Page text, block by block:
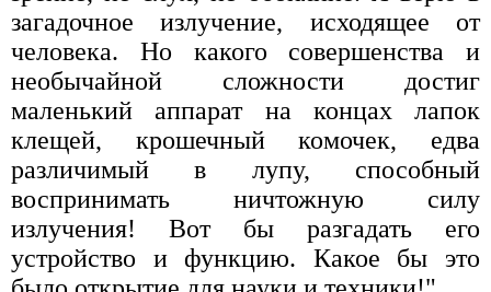
загадочное излучение, исходящее от
человека. Но какого совершенства и
необычайной сложности достиг
маленький аппарат на концах лапок
клещей, крошечный комочек, едва
различимый в лупу, способный
воспринимать ничтожную силу
излучения! Вот бы разгадать его
устройство и функцию. Какое бы это